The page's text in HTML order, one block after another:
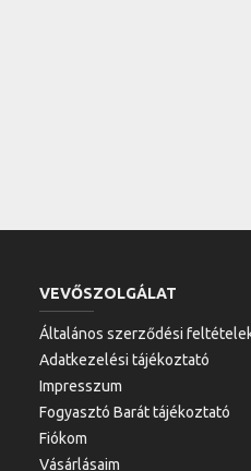
VEVŐSZOLGÁLAT
Általános szerződési
Adatkezelési tájékoztató
Impresszum
Fogyasztó Barát tájékoztató
Fiókom
Vásárlásaim